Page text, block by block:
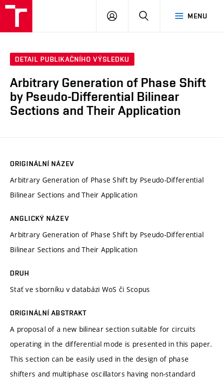
MENU
PŘIHLÁSIT
DETAIL PUBLIKAČNÍHO VÝSLEDKU
Arbitrary Generation of Phase Shift
by Pseudo-Differential Bilinear
Sections and Their Application
ORIGINÁLNÍ NÁZEV
Arbitrary Generation of Phase Shift by Pseudo-Differential
Bilinear Sections and Their Application
ANGLICKÝ NÁZEV
Arbitrary Generation of Phase Shift by Pseudo-Differential
Bilinear Sections and Their Application
DRUH
Stať ve sborníku v databázi WoS či Scopus
ORIGINÁLNÍ ABSTRAKT
A proposal of a new bilinear section suitable for circuits
operating in the differential mode is presented in this paper.
This section can be easily used in the design of phase
shifters and multiphase oscillators having non-standard